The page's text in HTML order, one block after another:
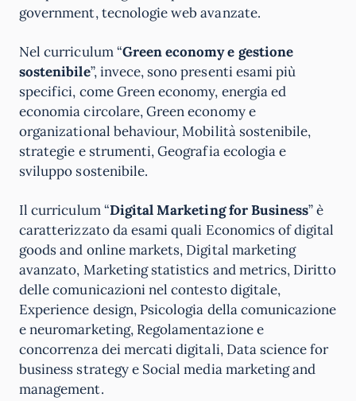
government, tecnologie web avanzate.
Nel curriculum “Green economy e gestione
sostenibile”, invece, sono presenti esami più
specifici, come Green economy, energia ed
economia circolare, Green economy e
organizational behaviour, Mobilità sostenibile,
strategie e strumenti, Geografia ecologia e
sviluppo sostenibile.
Il curriculum “Digital Marketing for Business” è
caratterizzato da esami quali Economics of digital
goods and online markets, Digital marketing
avanzato, Marketing statistics and metrics, Diritto
delle comunicazioni nel contesto digitale,
Experience design, Psicologia della comunicazione
e neuromarketing, Regolamentazione e
concorrenza dei mercati digitali, Data science for
business strategy e Social media marketing and
management.